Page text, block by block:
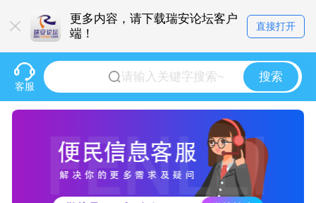
更多内容，请下载瑞安论坛客户
端！
直接打开
客服
搜索